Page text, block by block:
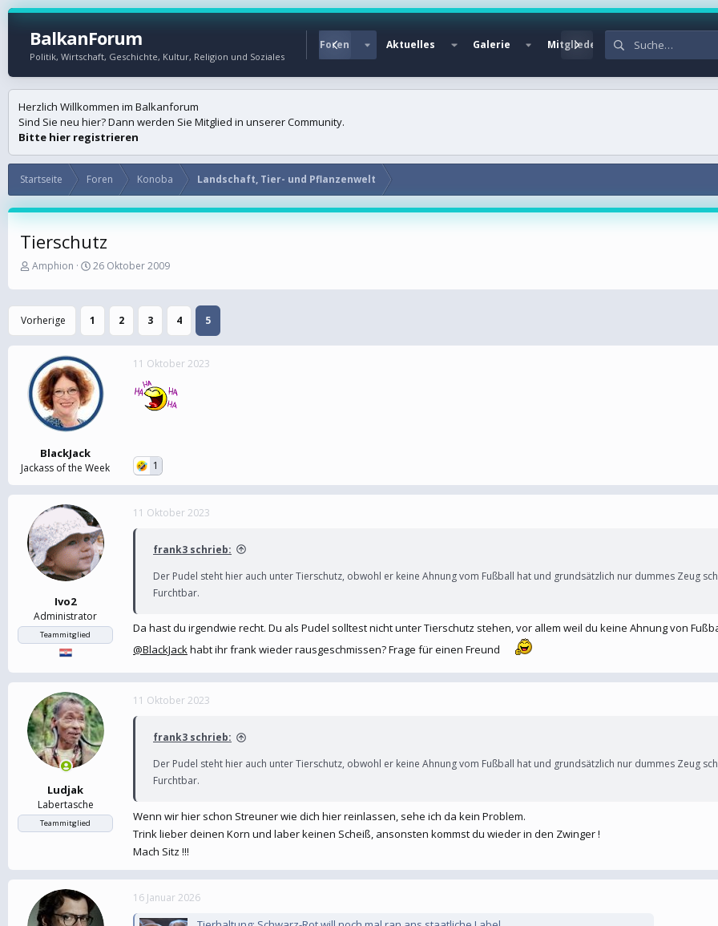
BalkanForum
Politik, Wirtschaft, Geschichte, Kultur, Religion und Soziales
Foren Aktuelles Galerie Mitglieder
Herzlich Willkommen im Balkanforum
Sind Sie neu hier? Dann werden Sie Mitglied in unserer Community.
Bitte hier registrieren
Startseite Foren Konoba Landschaft, Tier- und Pflanzenwelt
Tierschutz
E
s
t
e
l
e
r
Amphion
E
s
t
e
l
t
a
m
26 Oktober 2009
Vorherige 1 2 3 4 5
BlackJack
Jackass of the Week
11 Oktober 2023
1
Ivo2
Administrator
Teammitglied
11 Oktober 2023
frank3 schrieb:
Der Pudel steht hier auch unter Tierschutz, obwohl er keine Ahnung vom Fußball hat und grundsätzlich nur dummes Zeug
Furchtbar.
Da hast du irgendwie recht. Du als Pudel solltest nicht unter Tierschutz stehen, vor allem weil du keine Ahnung von
@BlackJackhabt ihr frank wieder rausgeschmissen? Frage für einen Freund
Ludjak
Labertasche
Teammitglied
11 Oktober 2023
frank3 schrieb:
Der Pudel steht hier auch unter Tierschutz, obwohl er keine Ahnung vom Fußball hat und grundsätzlich nur dummes Zeug
Furchtbar.
Wenn wir hier schon Streuner wie dich hier reinlassen, sehe ich da kein Problem.
Trink lieber deinen Korn und laber keinen Scheiß, ansonsten kommst du wieder in den Zwinger !
Mach Sitz !!!
16 Januar 2026